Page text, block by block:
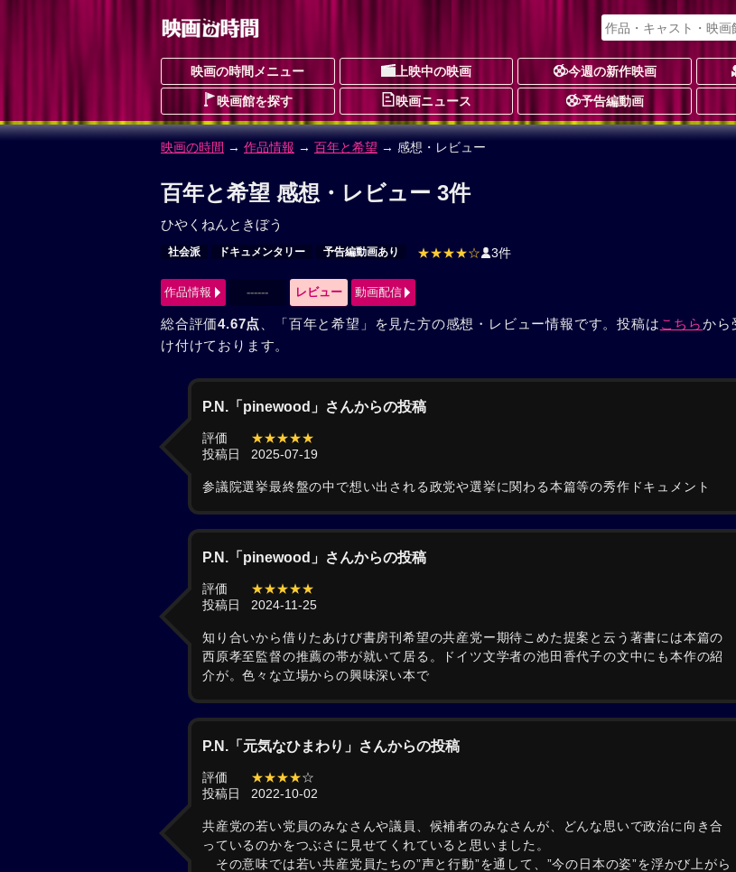
映画の時間メニュー 上映中の映画 今週の新作映画
映画館を探す 映画ニュース 予告編動画
映画の時間 → 作品情報 → 百年と希望 → 感想・レビュー
百年と希望 感想・レビュー 3件
ひやくねんときぼう
社会派 ドキュメンタリー 予告編動画あり ★★★★☆ 3件
作品情報 ------ レビュー 動画配信
総合評価4.67点 、「百年と希望」を見た方の感想・レビュー情報です。投稿は こちらから
け付けております。
P.N.「pinewood」さんからの投稿
評価
★★★★★
投稿日
2025-07-19
参議院選挙最終盤の中で想い出される政党や選挙に関わる本篇等の秀作ドキュメント
P.N.「pinewood」さんからの投稿
評価
★★★★★
投稿日
2024-11-25
知り合いから借りたあけび書房刊希望の共産党ー期待こめた提案と云う著書には本篇の
西原孝至監督の推薦の帯が就いて居る。ドイツ文学者の池田香代子の文中にも本作の紹
介が。色々な立場からの興味深い本で
P.N.「元気なひまわり」さんからの投稿
評価 ★★★★☆
投稿日
2022-10-02
共産党の若い党員のみなさんや議員、候補者のみなさんが、どんな思いで政治に向き合
っているのかをつぶさに見せてくれていると思いました。
その意味では若い共産党員たちの”声と行動”を通して、”今の日本の姿”を浮かび上がら